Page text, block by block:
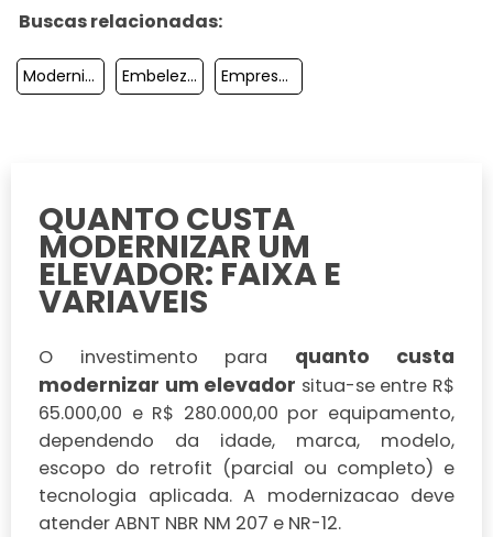
Buscas relacionadas:
Modernização De Elevadores Embelezamento De Cabine De Elevador Empresa De Modernização De Elevador Em Condomínio
QUANTO CUSTA
MODERNIZAR UM
ELEVADOR: FAIXA E
VARIAVEIS
O investimento para quanto custa
modernizar um elevador situa-se entre R$
65.000,00 e R$ 280.000,00 por equipamento,
dependendo da idade, marca, modelo,
escopo do retrofit (parcial ou completo) e
tecnologia aplicada. A modernizacao deve
atender ABNT NBR NM 207 e NR-12.